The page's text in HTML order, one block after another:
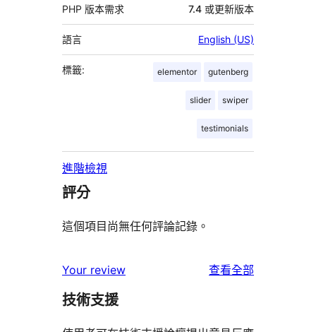
PHP 版本需求 7.4 或更新版本
語言 English (US)
標籤: elementor gutenberg
slider swiper
testimonials
進階檢視
評分
這個項目尚無任何評論記錄。
Your review 查看全部
技術支援